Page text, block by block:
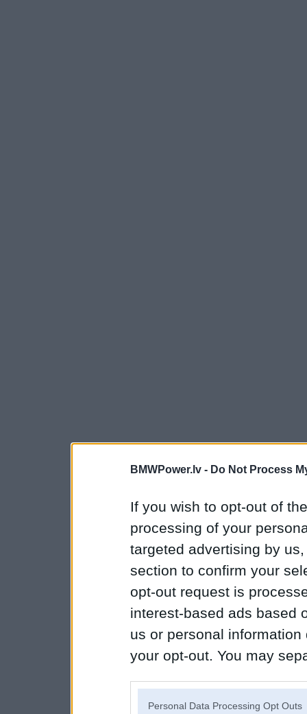
BMWPower.lv - Do Not Process
If you wish to opt-out of
processing of your
targeted advertising by
section to confirm your
opt-out request is
interest-based ads based
us or personal
your opt-out. You may
Personal Data Processing Opt Outs